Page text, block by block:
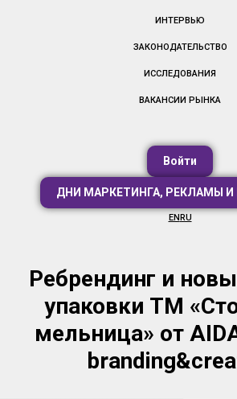
ИНТЕРВЬЮ
ЗАКОНОДАТЕЛЬСТВО
ИССЛЕДОВАНИЯ
ВАКАНСИИ РЫНКА
Войти
ДНИ МАРКЕТИНГА, РЕКЛАМЫ И
EN RU
Ребрендинг и
упаковки ТМ
мельница» от